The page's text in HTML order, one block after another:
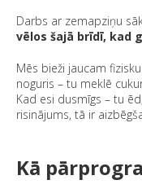
Darbs ar zemapziņu
vēlos šajā brīdī, kad
Mēs bieži jaucam
noguris – tu meklē
Kad esi dusmīgs – tu
risinājums, tā ir
Kā